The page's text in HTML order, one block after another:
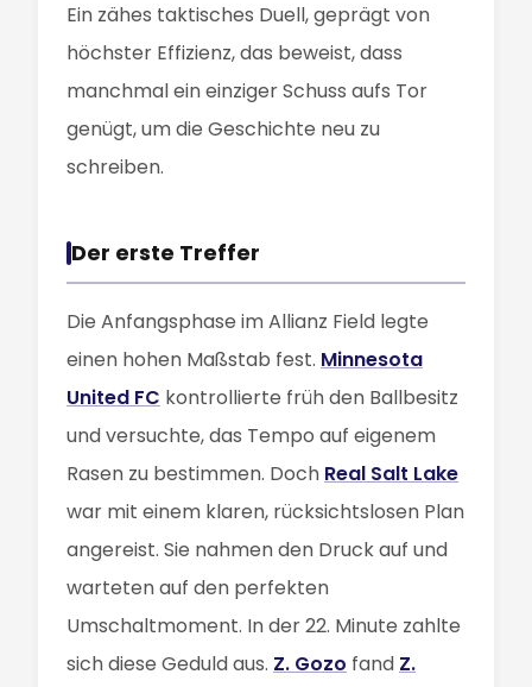
Ein zähes taktisches Duell, geprägt von
höchster Effizienz, das beweist, dass
manchmal ein einziger Schuss aufs Tor
genügt, um die Geschichte neu zu
schreiben.
Der erste Treffer
Die Anfangsphase im Allianz Field legte
einen hohen Maßstab fest. Minnesota
United FC kontrollierte früh den Ballbesitz
und versuchte, das Tempo auf eigenem
Rasen zu bestimmen. Doch Real Salt Lake
war mit einem klaren, rücksichtslosen Plan
angereist. Sie nahmen den Druck auf und
warteten auf den perfekten
Umschaltmoment. In der 22. Minute zahlte
sich diese Geduld aus. Z. Gozo fand Z.